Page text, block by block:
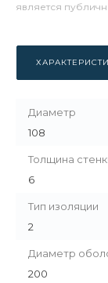
является
Диаметр
108
Толщина
6
Тип изоляции
2
Диаметр
200